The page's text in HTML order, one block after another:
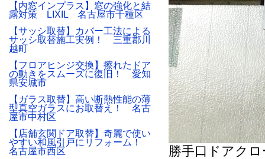
勝手口ドアク
【内窓インプラス】窓の強化と結
露対策 LIXIL 名古屋市千種区
【サッシ取替】カバー工法による
サッシ取替施工実例！ 三重郡川
越町
【フロアヒンジ交換】擦れたドア
の動きをスムーズに復旧！ 愛知
県安城市
【ガラス取替】高い断熱性能の薄
型真空ガラスにお取替え！ 名古
屋市中村区
【店舗玄関ドア取替】奇麗で使い
やすい和風引戸にリフォーム！
名古屋市西区